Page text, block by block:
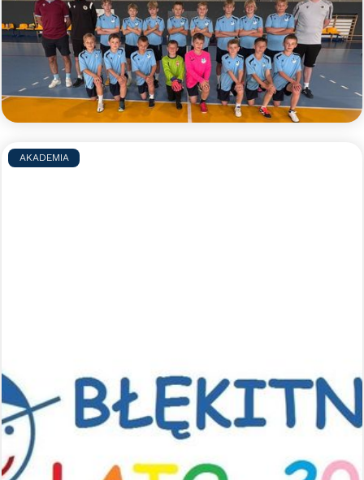
Zapraszamy zaczarowanych piłką nożną
zawodników i zawodniczki do udziału w błękitnym
obozie indywidualnym, podczas którego pod opieką
doświadczonych trenerów będzie można w małych
grupach doskonalić swoje umiejętności piłkarskie.
Czytaj więcej >>
AKADEMIA
- lato 2026
Zapraszamy na sportowe półkolonie z Błękitnymi.
Jak co roku szykujemy dla uczestników mnóstwo
aktywności sportowych pod opieką
wykwalifikowanych trenerów, a także wspólne
wycieczki integracyjne.